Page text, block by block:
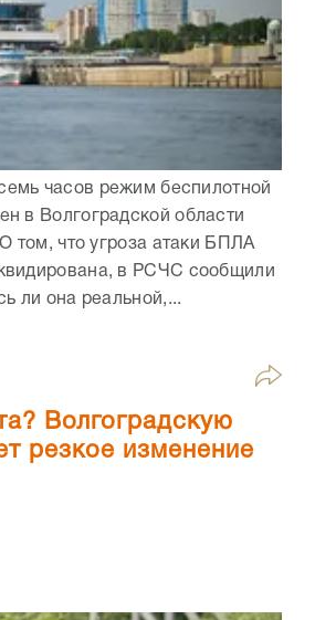
часов режим беспилотной
в Волгоградской области
том, что угроза атаки БПЛА
в РСЧС сообщили
ли она реальной,...
Волгоградскую
резкое изменение